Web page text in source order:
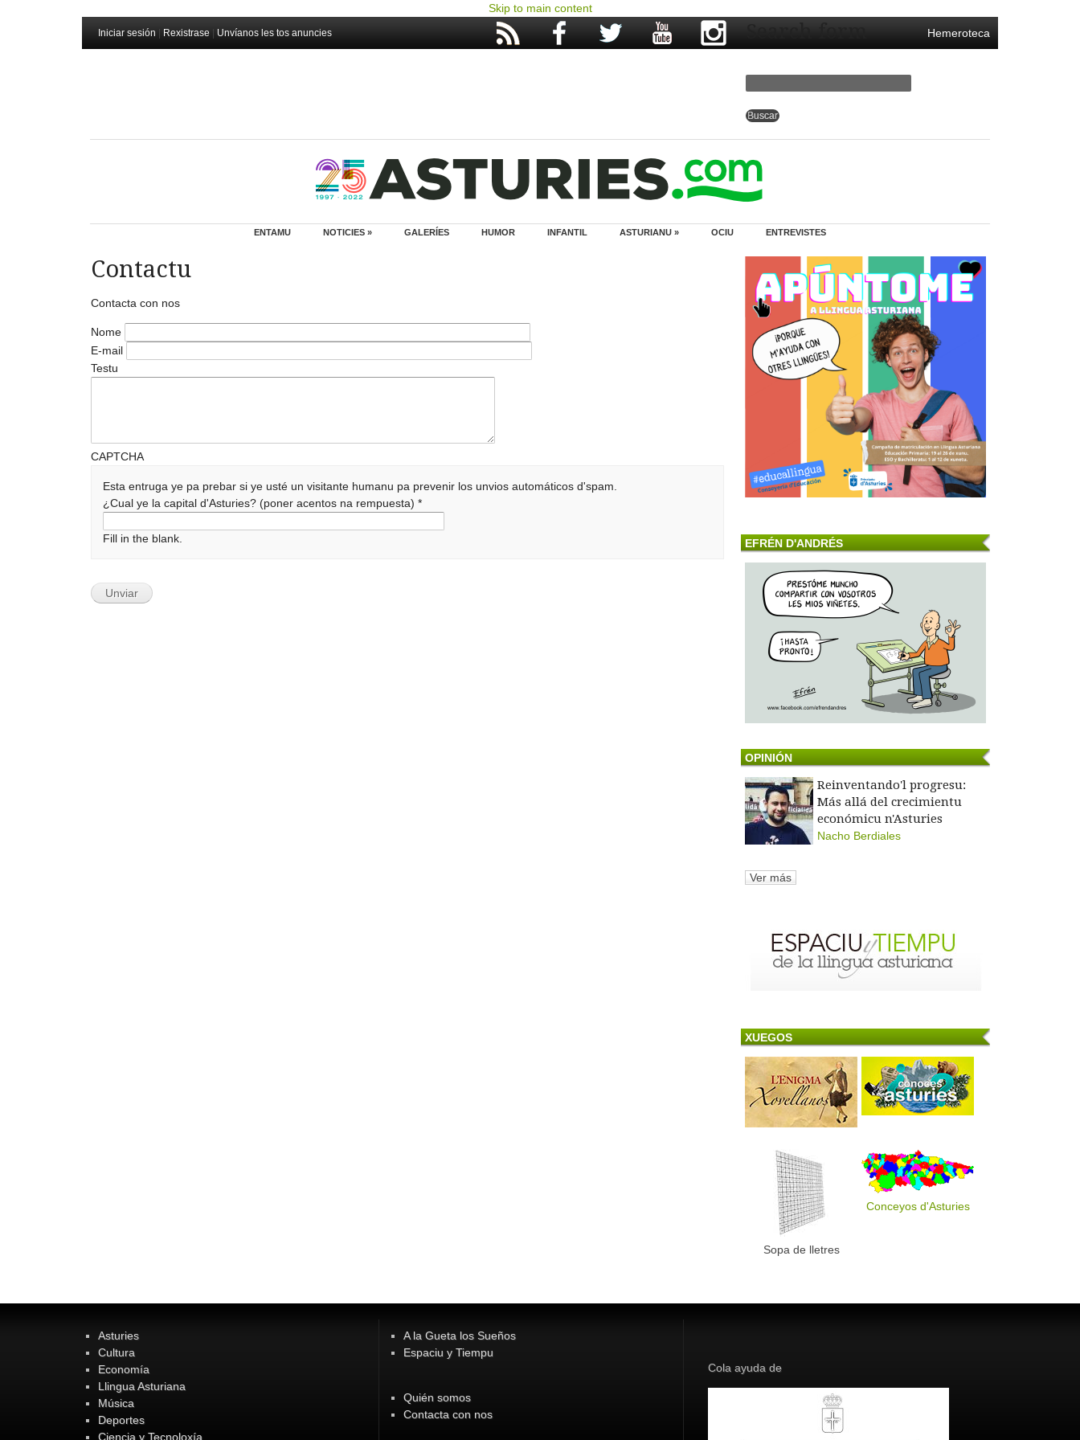
Skip to main content
Iniciar sesión Rexistrase Unvíanos les tos anuncies Hemeroteca
Search form
ENTAMU NOTICIES » GALERÍES HUMOR INFANTIL ASTURIANU » OCIU ENTREVISTES
Contactu
Contacta con nos
Nome
E-mail
Testu
CAPTCHA
Esta entruga ye pa prebar si ye usté un visitante humanu pa prevenir los unvios automáticos d'spam.
¿Cual ye la capital d'Asturies? (poner acentos na rempuesta)*
Fill in the blank. EFRÉN D'ANDRÉS
OPINIÓN
Reinventando'l progresu:
Más allá del crecimientu
económicu n'Asturies
Nacho Berdiales
Ver más
XUEGOS
Sopa de lletres
Conceyos d'Asturies
Asturies
Cultura
Economía
Llingua Asturiana
Música
Deportes
Ciencia y Tecnoloxía
A la Gueta los Sueños
Espaciu y Tiempu
Quién somos
Contacta con nos
Cola ayuda de